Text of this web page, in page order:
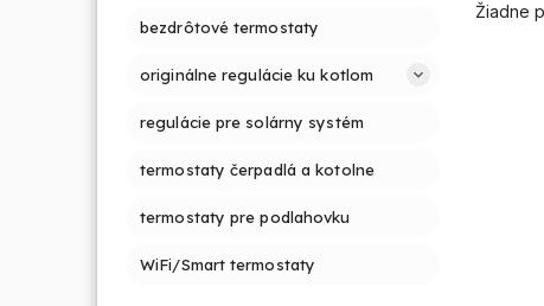
bezdrôtové termostaty
originálne regulácie ku kotlom
regulácie pre solárny systém
termostaty čerpadlá a kotolne
termostaty pre podlahovku
WiFi/Smart termostaty
Žiadne